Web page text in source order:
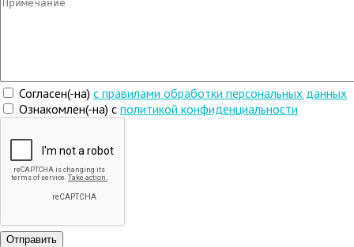
Согласен(-на) c правилами обработки персональных данных
Ознакомлен(-на) с политикой конфиденциальности